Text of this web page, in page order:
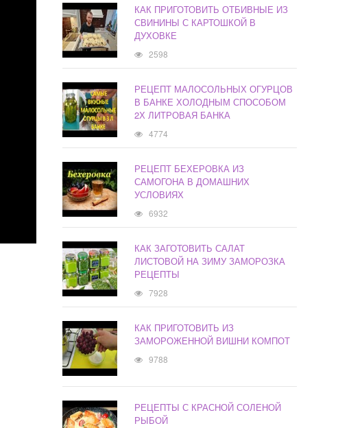
КАК ПРИГОТОВИТЬ ОТБИВНЫЕ ИЗ
СВИНИНЫ С КАРТОШКОЙ В
ДУХОВКЕ
2598
РЕЦЕПТ МАЛОСОЛЬНЫХ ОГУРЦОВ
В БАНКЕ ХОЛОДНЫМ СПОСОБОМ
2Х ЛИТРОВАЯ БАНКА
4774
РЕЦЕПТ БЕХЕРОВКА ИЗ
САМОГОНА В ДОМАШНИХ
УСЛОВИЯХ
6932
КАК ЗАГОТОВИТЬ САЛАТ
ЛИСТОВОЙ НА ЗИМУ ЗАМОРОЗКА
РЕЦЕПТЫ
7928
КАК ПРИГОТОВИТЬ ИЗ
ЗАМОРОЖЕННОЙ ВИШНИ КОМПОТ
9788
РЕЦЕПТЫ С КРАСНОЙ СОЛЕНОЙ
РЫБОЙ